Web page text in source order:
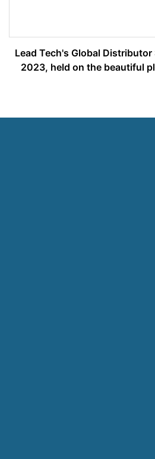
Lead Tech's Global Distributor
2023, held on the beautiful